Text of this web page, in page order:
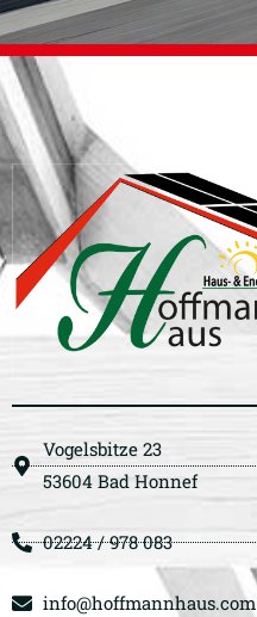
Vogelsbitze 23
53604 Bad Honnef
02224 / 978 083
info@hoffmannhaus.com